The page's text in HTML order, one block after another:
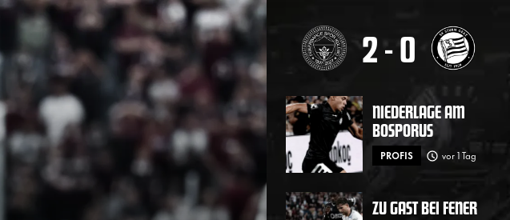
2-0
NIEDERLAGE AM
BOSPORUS
PROFIS vor 1 Tag
ZU GAST BEI FENER